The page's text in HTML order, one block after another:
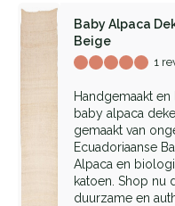
Baby Alpaca
Beige
1
Handgemaakt en
baby alpaca
gemaakt van
Ecuadoriaanse
Alpaca en
katoen. Shop nu
duurzame en